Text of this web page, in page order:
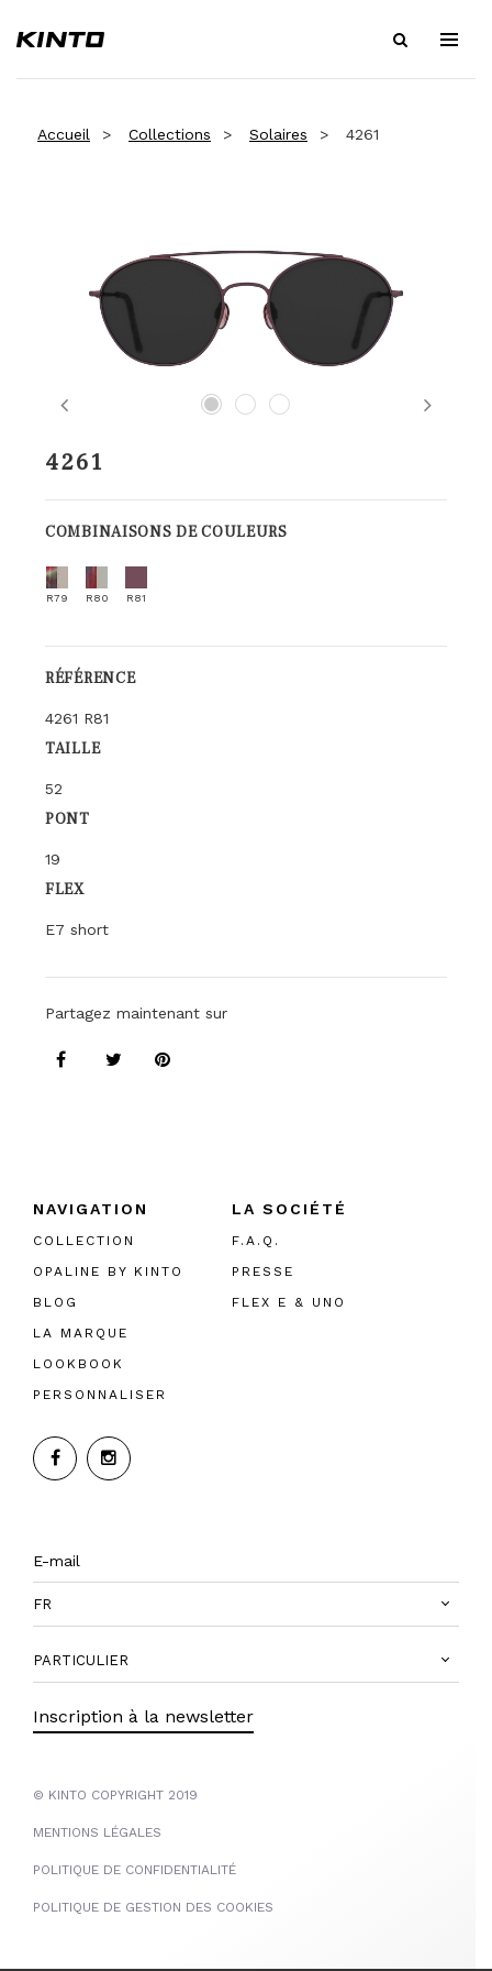
Accueil Collections Solaires 4261
Previous Next
4261
COMBINAISONS DE COULEURS
R79 R80 R81
RÉFÉRENCE
4261 R81
TAILLE
52
PONT
19
FLEX
E7 short
Partagez maintenant sur
NAVIGATION
COLLECTION
OPALINE BY KINTO
BLOG
LA MARQUE
LOOKBOOK
PERSONNALISER
LA SOCIÉTÉ
F.A.Q.
PRESSE
FLEX E & UNO
FR
PARTICULIER
Inscription à la newsletter
© KINTO COPYRIGHT 2019
MENTIONS LÉGALES
POLITIQUE DE CONFIDENTIALITÉ
POLITIQUE DE GESTION DES COOKIES